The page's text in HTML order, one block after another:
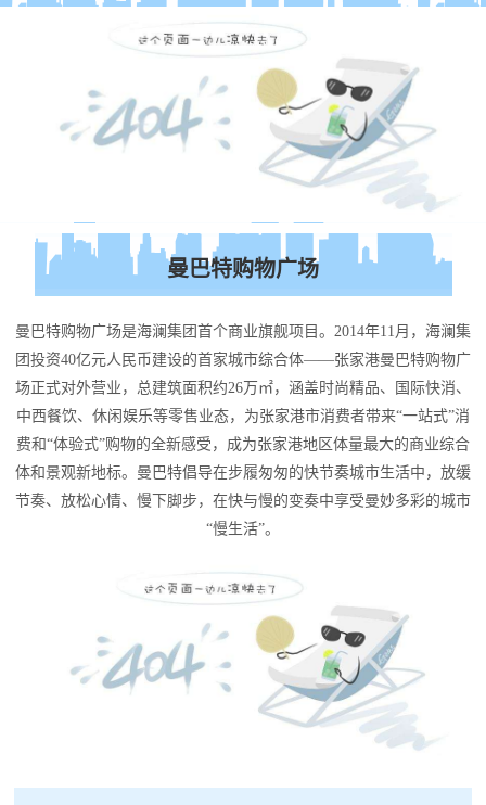
曼巴特购物广场
曼巴特购物广场是海澜集团首个商业旗舰项目。2014年11月，海澜集
团投资40亿元人民币建设的首家城市综合体——张家港曼巴特购物广
场正式对外营业，总建筑面积约26万㎡，涵盖时尚精品、国际快消、
中西餐饮、休闲娱乐等零售业态，为张家港市消费者带来“一站式”消
费和“体验式”购物的全新感受，成为张家港地区体量最大的商业综合
体和景观新地标。曼巴特倡导在步履匆匆的快节奏城市生活中，放缓
节奏、放松心情、慢下脚步，在快与慢的变奏中享受曼妙多彩的城市
“慢生活”。